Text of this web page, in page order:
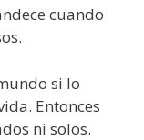
cuando
si lo
Entonces
ni solos.